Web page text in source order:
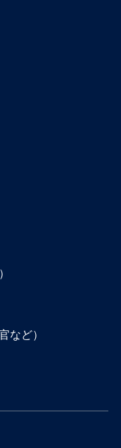
など）